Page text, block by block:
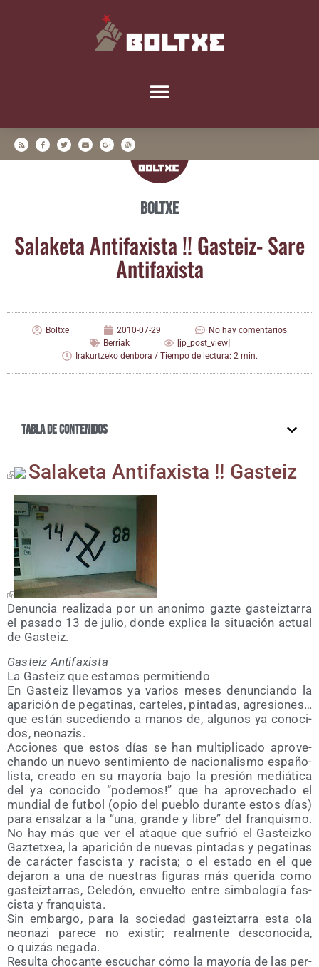
Boltxe
Sala­ke­ta Anti­fa­xis­ta !! Gas­teiz- Sare
Antifaxista
Boltxe 2010-07-29
No hay comentarios
Berriak
[jp_post_view]
Irakurtzeko denbora / Tiempo de lectura: 2 min.
Tabla de contenidos
Sala­ke­ta Anti­fa­xis­ta !! Gasteiz
Denun­cia rea­li­za­da por un ano­ni­mo gaz­te gas­teiz­ta­rra
el pasa­do 13 de julio, don­de expli­ca la situa­ción actual
de Gasteiz.
Gas­teiz Antifaxista
La Gas­teiz que esta­mos permitiendo
En Gas­teiz lle­va­mos ya varios meses denun­cian­do la
apa­ri­ción de pega­ti­nas, car­te­les, pin­ta­das, agre­sio­nes…
que están suce­dien­do a manos de, algu­nos ya cono­ci­
dos, neonazis.
Accio­nes que estos días se han mul­ti­pli­ca­do apro­ve­
chan­do un nue­vo sen­ti­mien­to de nacio­na­lis­mo espa­ño­
lis­ta, crea­do en su mayo­ría bajo la pre­sión mediá­ti­ca
del ya cono­ci­do “pode­mos!” que ha apro­ve­cha­do el
mun­dial de fut­bol (opio del pue­blo duran­te estos días)
para ensal­zar a la “una, gran­de y libre” del fran­quis­mo.
No hay más que ver el ata­que que sufrió el Gas­teiz­ko
Gaz­tetxea, la apa­ri­ción de nue­vas pin­ta­das y pega­ti­nas
de carác­ter fas­cis­ta y racis­ta; o el esta­do en el que
deja­ron a una de nues­tras figu­ras más que­ri­da como
gas­teiz­ta­rras, Cele­dón, envuel­to entre sim­bo­lo­gía fas­
cis­ta y franquista.
Sin embar­go, para la socie­dad gas­teiz­ta­rra esta ola
neo­na­zi pare­ce no exis­tir; real­men­te des­co­no­ci­da,
o qui­zás negada.
Resul­ta cho­can­te escu­char cómo la mayo­ría de las per­